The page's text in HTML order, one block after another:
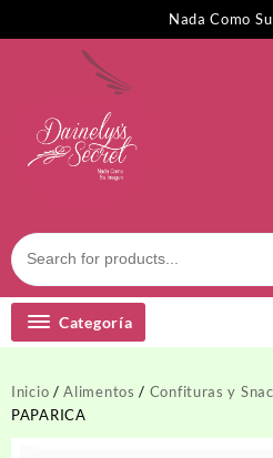
Nada Como
Categoría
Inicio /Alimentos / Confituras y
PAPARICA